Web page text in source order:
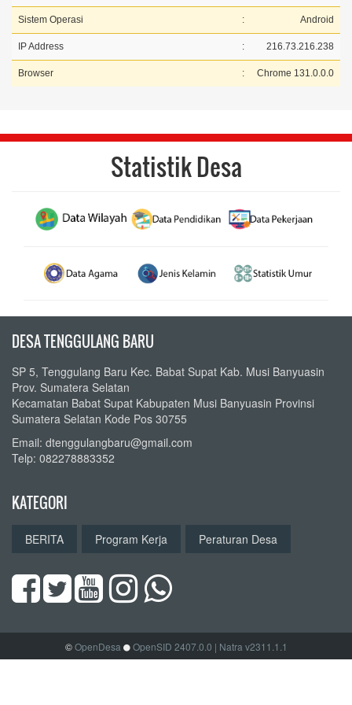
Sistem Operasi : Android
IP Address : 216.73.216.238
Browser : Chrome 131.0.0.0
Statistik Desa
DESA TENGGULANG BARU
SP 5, Tenggulang Baru Kec. Babat Supat Kab. Musi Banyuasin
Prov. Sumatera Selatan
Kecamatan Babat Supat Kabupaten Musi Banyuasin Provinsi
Sumatera Selatan Kode Pos 30755
Email: dtenggulangbaru@gmail.com
Telp: 082278883352
KATEGORI
BERITA Program Kerja Peraturan Desa
©OpenDesa OpenSID 2407.0.0 | Natra v2311.1.1